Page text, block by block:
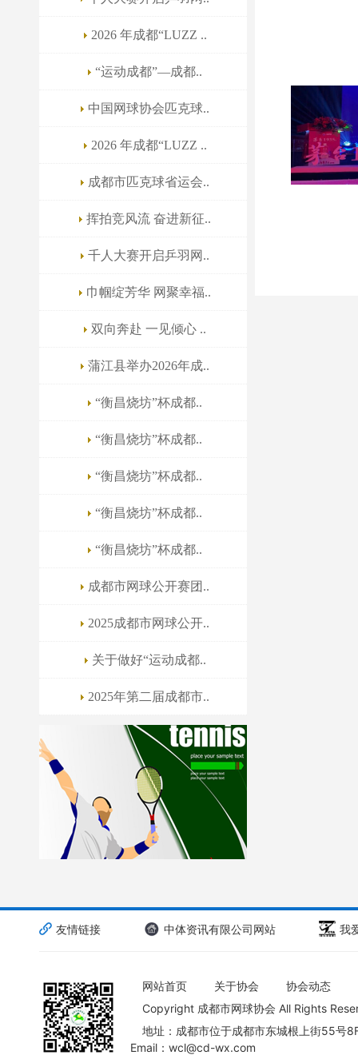
2026 年成都“LUZZ ..
“运动成都”—成都..
中国网球协会匹克球..
2026 年成都“LUZZ ..
成都市匹克球省运会..
挥拍竞风流 奋进新征..
千人大赛开启乒羽网..
巾帼绽芳华 网聚幸福..
双向奔赴 一见倾心 ..
蒲江县举办2026年成..
“衡昌烧坊”杯成都..
“衡昌烧坊”杯成都..
“衡昌烧坊”杯成都..
“衡昌烧坊”杯成都..
“衡昌烧坊”杯成都..
成都市网球公开赛团..
2025成都市网球公开..
关于做好“运动成都..
2025年第二届成都市..
友情链接 中体资讯有限公司网站 我
网站首页 关于协会
协会动态
Copyright 成都市网球协会 All Rights
地址：成都市位于成都市东城根上街55号
Email：wcl@cd-wx.com